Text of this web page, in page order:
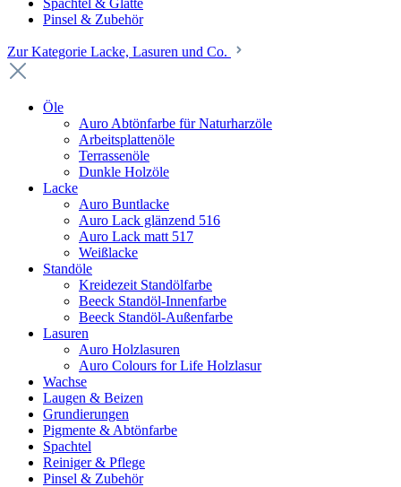
Spachtel & Glätte
Pinsel & Zubehör
Zur Kategorie Lacke, Lasuren und Co.
Öle
Auro Abtönfarbe für Naturharzöle
Arbeitsplattenöle
Terrassenöle
Dunkle Holzöle
Lacke
Auro Buntlacke
Auro Lack glänzend 516
Auro Lack matt 517
Weißlacke
Standöle
Kreidezeit Standölfarbe
Beeck Standöl-Innenfarbe
Beeck Standöl-Außenfarbe
Lasuren
Auro Holzlasuren
Auro Colours for Life Holzlasur
Wachse
Laugen & Beizen
Grundierungen
Pigmente & Abtönfarbe
Spachtel
Reiniger & Pflege
Pinsel & Zubehör